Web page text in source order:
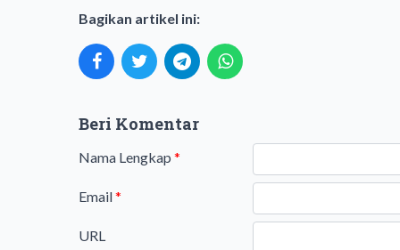
Bagikan artikel ini:
Beri Komentar
Nama Lengkap *
Email*
URL